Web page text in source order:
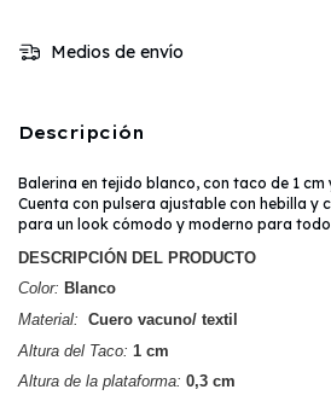
Medios de envío
Descripción
Balerina en tejido blanco, con taco de 1
Cuenta con pulsera ajustable con hebilla y
para un look cómodo y moderno para
DESCRIPCIÓN DEL PRODUCTO
Color: Blanco
Material: Cuero vacuno/ textil
Altura del Taco: 1 cm
Altura de la plataforma: 0,3 cm